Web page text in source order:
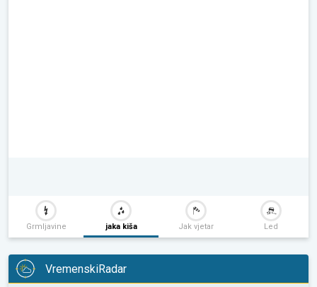
Grmljavine jaka kiša Jak vjetar Led
VremenskiRadar